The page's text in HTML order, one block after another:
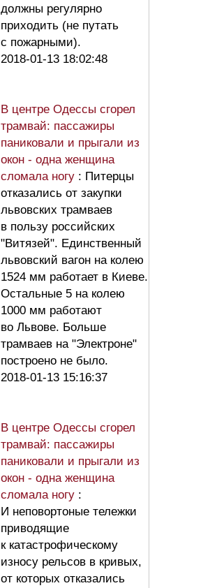
должны регулярно
приходить (не путать
с пожарными).
2018-01-13 18:02:48
В центре Одессы сгорел
трамвай: пассажиры
паниковали и прыгали из
окон - одна женщина
сломала ногу : Питерцы
отказались от закупки
львовских трамваев
в пользу российских
"Витязей". Единственный
львовский вагон на колею
1524 мм работает в Киеве.
Остальные 5 на колею
1000 мм работают
во Львове. Больше
трамваев на "Электроне"
построено не было.
2018-01-13 15:16:37
В центре Одессы сгорел
трамвай: пассажиры
паниковали и прыгали из
окон - одна женщина
сломала ногу :
И неповортоные тележки
приводящие
к катастрофическому
износу рельсов в кривых,
от которых отказались